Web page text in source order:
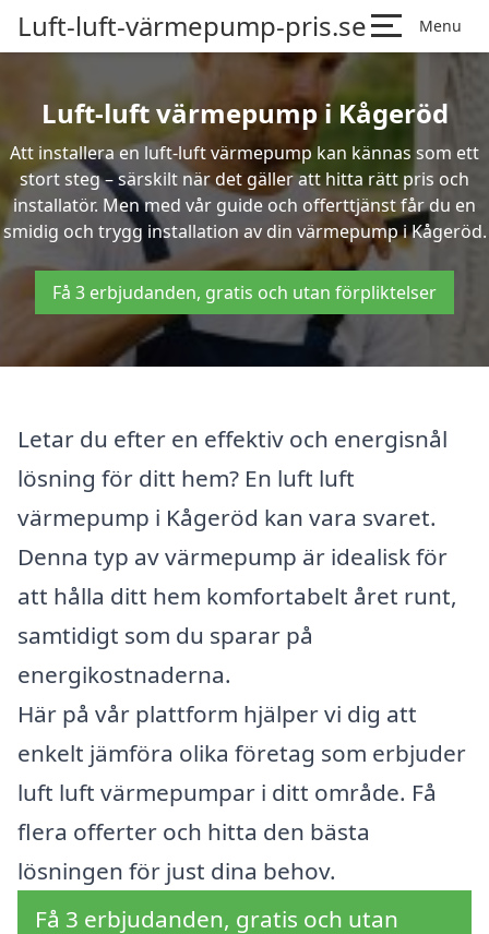
Luft-luft-värmepump-pris.se Menu
Luft-luft värmepump i Kågeröd
Att installera en luft-luft värmepump kan kännas som ett
stort steg – särskilt när det gäller att hitta rätt pris och
installatör. Men med vår guide och offerttjänst får du en
smidig och trygg installation av din värmepump i Kågeröd.
Få 3 erbjudanden, gratis och utan förpliktelser
Letar du efter en effektiv och energisnål
lösning för ditt hem? En luft luft
värmepump i Kågeröd kan vara svaret.
Denna typ av värmepump är idealisk för
att hålla ditt hem komfortabelt året runt,
samtidigt som du sparar på
energikostnaderna.
Här på vår plattform hjälper vi dig att
enkelt jämföra olika företag som erbjuder
luft luft värmepumpar i ditt område. Få
flera offerter och hitta den bästa
lösningen för just dina behov.
Få 3 erbjudanden, gratis och utan